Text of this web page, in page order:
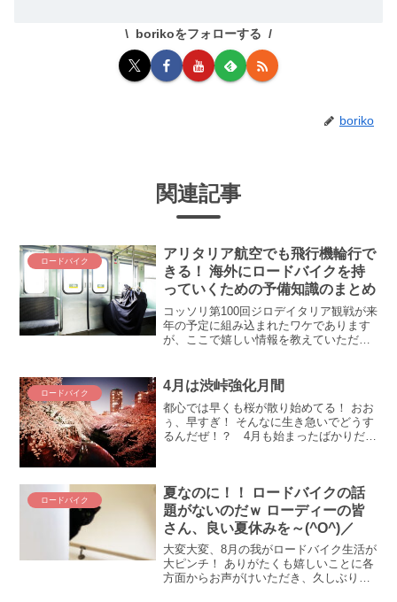
borikoをフォローする
boriko
関連記事
ロードバイク
アリタリア航空でも飛行機輪行で
きる！ 海外にロードバイクを持
っていくための予備知識のまとめ
コッソリ第100回ジロデイタリア観戦が来
年の予定に組み込まれたワケであります
が、ここで嬉しい情報を教えていただき
ステルヴィオ峠もゾンコラン山も上り放
題(;´∀｀)ア...
ロードバイク 4月は渋峠強化月間
都心では早くも桜が散り始めてる！ おお
ぅ、早すぎ！ そんなに生き急いでどうす
るんだぜ！？ 4月も始まったばかりだと
るだけに、名残惜...
ロードバイク
夏なのに！！ ロードバイクの話
題がないのだｗ ローディーの皆
さん、良い夏休みを～(^O^)／
大変大変、8月の我がロードバイク生活が
大ピンチ！ ありがたくも嬉しいことに各
方面からお声がけいただき、久しぶりの